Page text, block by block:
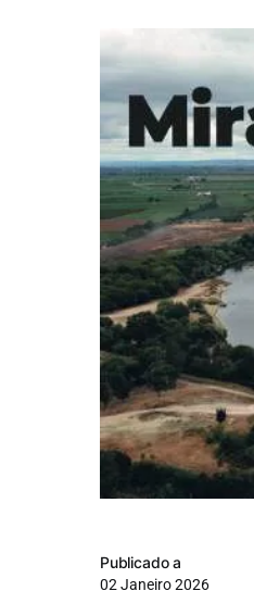
Publicado a
02 Janeiro 2026